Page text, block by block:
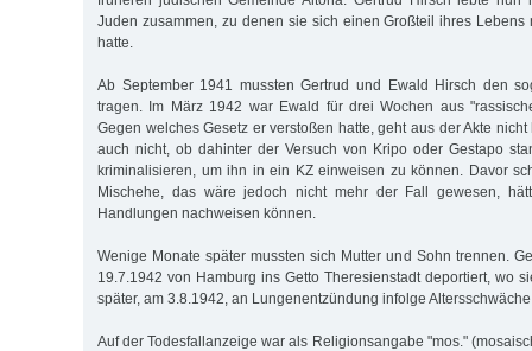
Juden zusammen, zu denen sie sich einen Großteil ihres Lebens
hatte.
Ab September 1941 mussten Gertrud und Ewald Hirsch den
tragen. Im März 1942 war Ewald für drei Wochen aus
Gegen welches Gesetz er verstoßen hatte, geht aus der Akte
auch nicht, ob dahinter der Versuch von Kripo oder Gestapo
kriminalisieren, um ihn in ein KZ einweisen zu können. Davor
Mischehe, das wäre jedoch nicht mehr der Fall gewesen,
Handlungen nachweisen können.
Wenige Monate später mussten sich Mutter und Sohn trennen.
19.7.1942 von Hamburg ins Getto Theresienstadt deportiert, wo
später, am 3.8.1942, an Lungenentzündung infolge
Auf der Todesfallanzeige war als Religionsangabe "mos."